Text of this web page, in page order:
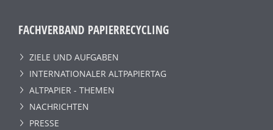
FACHVERBAND PAPIERRECYCLING
ZIELE UND AUFGABEN
INTERNATIONALER ALTPAPIERTAG
ALTPAPIER - THEMEN
NACHRICHTEN
PRESSE